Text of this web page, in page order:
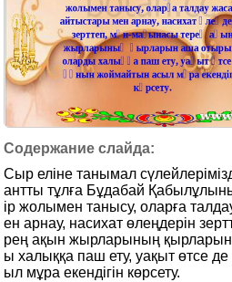
Сыр еліне танымал
антты тұлға Бұдабай
ір жолымен танысу, оларға
ен арнау, насихат өлеңдерін
рең ақын жырларының
ы халыққа паш ету, уақыт өтсе
ыл мұра екендігін көрсету.